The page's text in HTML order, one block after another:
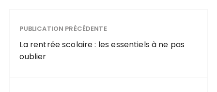
PUBLICATION PRÉCÉDENTE
La rentrée scolaire : les essentiels à ne pas
oublier